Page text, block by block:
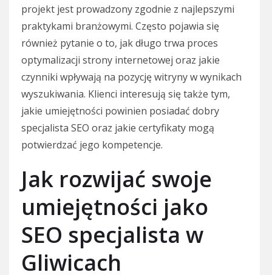
projekt jest prowadzony zgodnie z najlepszymi
praktykami branżowymi. Często pojawia się
również pytanie o to, jak długo trwa proces
optymalizacji strony internetowej oraz jakie
czynniki wpływają na pozycję witryny w wynikach
wyszukiwania. Klienci interesują się także tym,
jakie umiejętności powinien posiadać dobry
specjalista SEO oraz jakie certyfikaty mogą
potwierdzać jego kompetencje.
Jak rozwijać swoje
umiejętności jako
SEO specjalista w
Gliwicach